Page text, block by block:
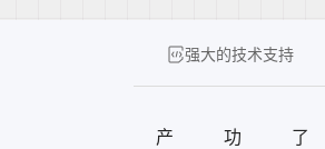
强大的技术支持
产
功
了